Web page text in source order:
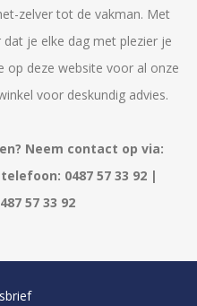
zelver tot de vakman. Met
je elke dag met plezier je
op deze website voor al onze
voor deskundig advies.
Neem contact op via:
0487 57 33 92 |
57 33 92